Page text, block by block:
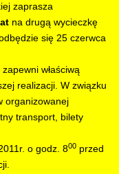
zaprasza
na drugą wycieczkę
się 25 czerwca
właściwą
realizacji. W związku
organizowanej
transport, bilety
o godz. 800przed